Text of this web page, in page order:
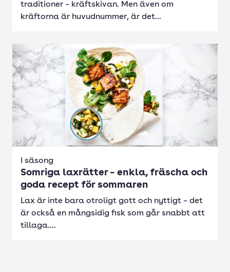
traditioner – kräftskivan. Men även om
kräftorna är huvudnummer, är det...
I säsong
Somriga laxrätter – enkla, fräscha och
goda recept för sommaren
Lax är inte bara otroligt gott och nyttigt – det
är också en mångsidig fisk som går snabbt att
tillaga....